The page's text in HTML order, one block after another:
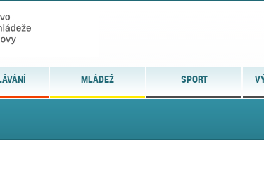
MLÁDEŽ SPORT